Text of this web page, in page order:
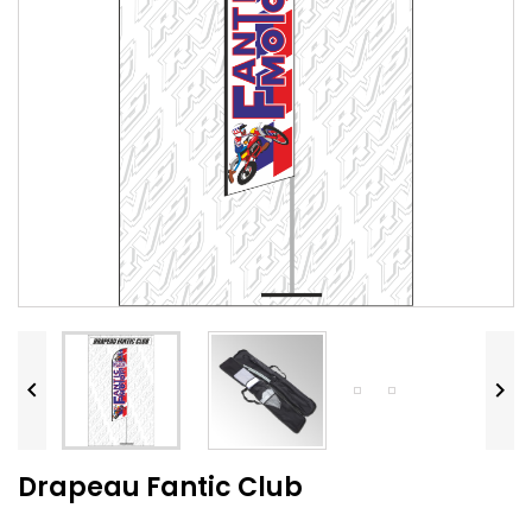
 
Drapeau Fantic Club